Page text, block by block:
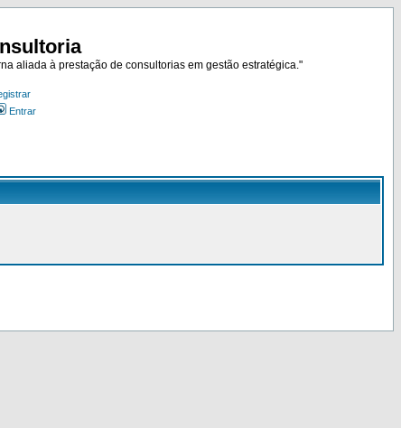
aliada à prestação de consultorias em gestão estratégica."
Entrar